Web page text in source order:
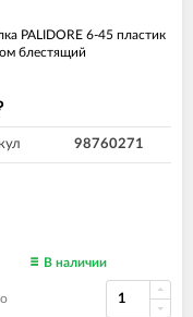
PALIDORE 6-45 пластик
блестящий
98760271
В наличии